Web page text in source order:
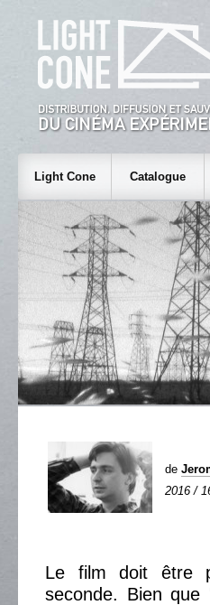
Light Cone Catalogue
de
2016 /
Le film doit être
seconde. Bien que